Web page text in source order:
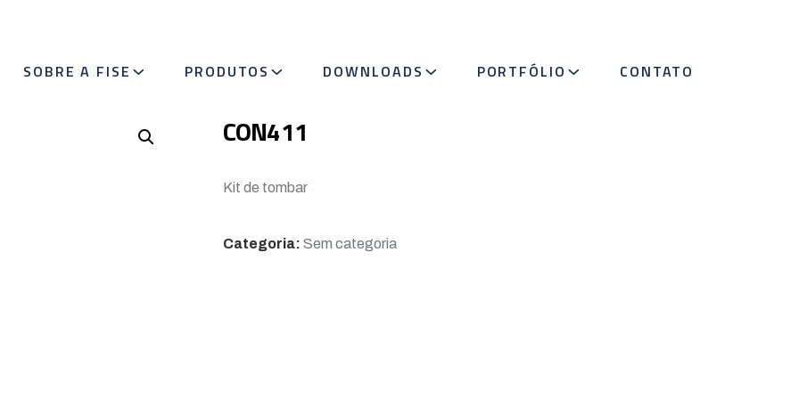
SOBRE A FISE PRODUTOS DOWNLOADS PORTFÓLIO CONTATO
CON411
Kit de tombar
Categoria: Sem categoria